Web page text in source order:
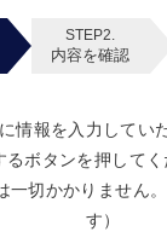
STEP2.
内容を確認
情報を入力してい
るボタンを押してく
一切かかりません
す）